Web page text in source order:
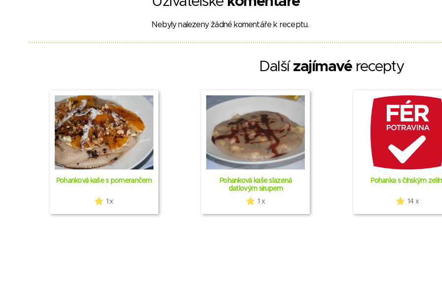
Nebyly nalezeny žádné komentáře k receptu.
Další zajímavérecepty
Pohanková kaše s pomerančem
1 x
Pohanková kaše slazená
datlovým sirupem
1 x
Pohanka s čínským
14 x